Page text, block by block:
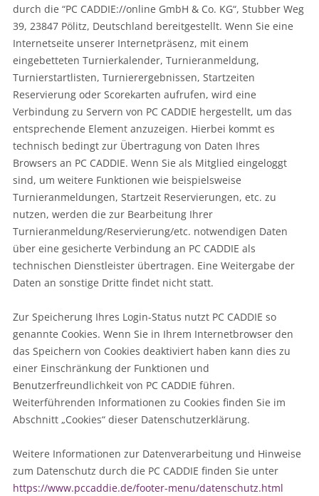
durch die “PC CADDIE://online GmbH & Co. KG“, Stubber Weg
39, 23847 Pölitz, Deutschland bereitgestellt. Wenn Sie eine
Internetseite unserer Internetpräsenz, mit einem
eingebetteten Turnierkalender, Turnieranmeldung,
Turnierstartlisten, Turnierergebnissen, Startzeiten
Reservierung oder Scorekarten aufrufen, wird eine
Verbindung zu Servern von PC CADDIE hergestellt, um das
entsprechende Element anzuzeigen. Hierbei kommt es
technisch bedingt zur Übertragung von Daten Ihres
Browsers an PC CADDIE. Wenn Sie als Mitglied eingeloggt
sind, um weitere Funktionen wie beispielsweise
Turnieranmeldungen, Startzeit Reservierungen, etc. zu
nutzen, werden die zur Bearbeitung Ihrer
Turnieranmeldung/Reservierung/etc. notwendigen Daten
über eine gesicherte Verbindung an PC CADDIE als
technischen Dienstleister übertragen. Eine Weitergabe der
Daten an sonstige Dritte findet nicht statt.
Zur Speicherung Ihres Login-Status nutzt PC CADDIE so
genannte Cookies. Wenn Sie in Ihrem Internetbrowser den
das Speichern von Cookies deaktiviert haben kann dies zu
einer Einschränkung der Funktionen und
Benutzerfreundlichkeit von PC CADDIE führen.
Weiterführenden Informationen zu Cookies finden Sie im
Abschnitt „Cookies“ dieser Datenschutzerklärung.
Weitere Informationen zur Datenverarbeitung und Hinweise
zum Datenschutz durch die PC CADDIE finden Sie unter
https://www.pccaddie.de/footer-menu/datenschutz.html